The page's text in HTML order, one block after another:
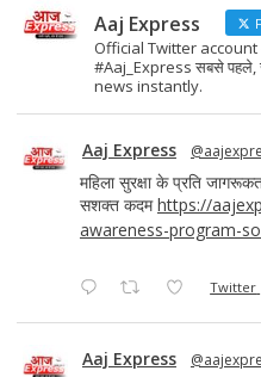
Aaj Express
Official Twitter
#Aaj_Express सबसे
news instantly.
Aaj Express
महिला सुरक्षा के प्रति
सशक्त कदमhttps://
awareness-program-
Twitter
Aaj Express